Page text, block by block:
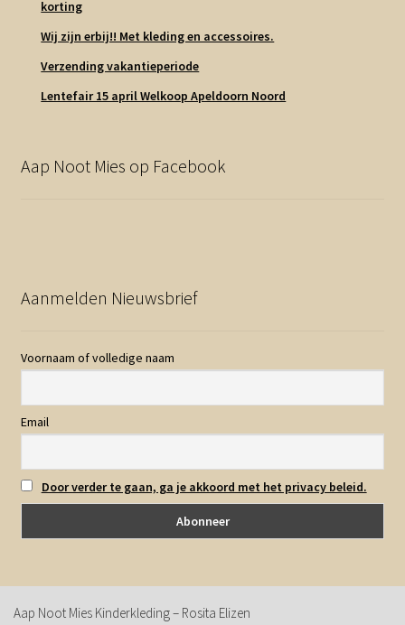
korting
Wij zijn erbij!! Met kleding en accessoires.
Verzending vakantieperiode
Lentefair 15 april Welkoop Apeldoorn Noord
Aap Noot Mies op Facebook
Aanmelden Nieuwsbrief
Voornaam of volledige naam
Email
Door verder te gaan, ga je akkoord met het privacy beleid.
Aap Noot Mies Kinderkleding – Rosita Elizen